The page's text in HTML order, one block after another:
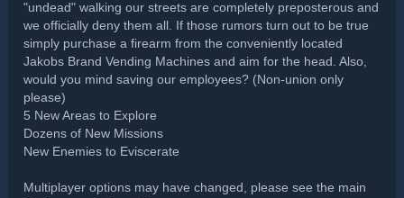
"undead" walking our streets are completely preposterous and
we officially deny them all. If those rumors turn out to be true
simply purchase a firearm from the conveniently located
Jakobs Brand Vending Machines and aim for the head. Also,
would you mind saving our employees? (Non-union only
please)
5 New Areas to Explore
Dozens of New Missions
New Enemies to Eviscerate
Multiplayer options may have changed, please see the main